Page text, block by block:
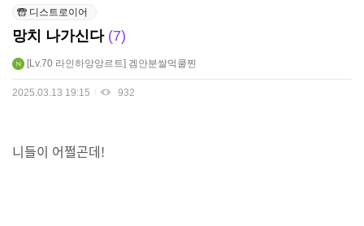
뉴
직
업
게
시
디스트로이어
망치 나가신다 7
Lv.70 라인하앙앙르트 겜안분쌀먹쿨찐
2025.03.13 19:15 932
니들이 어쩔곤데!